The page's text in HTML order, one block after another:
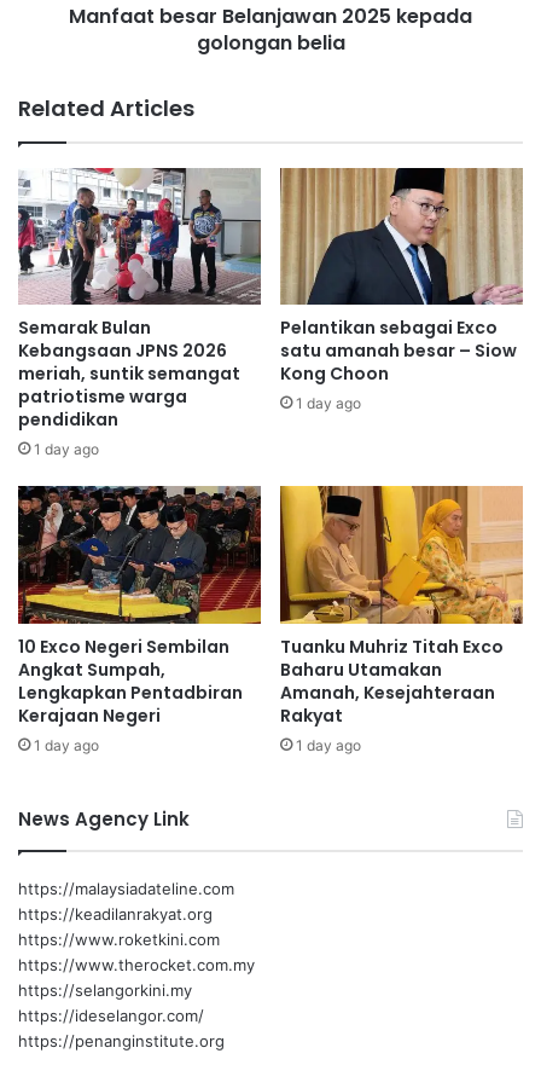
a
i
i
d
a
l
a
k
a
n
b
a
i
m
e
n
g
a
t
a
s
i
m
a
l
h
b
a
n
j
i
r
e
l
a
n
j
a
w
a
n
2
0
2
5
k
p
a
d
a
g
o
l
o
n
g
a
e
l
Manfaat besar Belanjawan 2025 kepada
golongan belia
Related Articles
Semarak Bulan
Kebangsaan JPNS 2026
meriah, suntik semangat
patriotisme warga
pendidikan
1 day ago
Pelantikan sebagai Exco
satu amanah besar – Siow
Kong Choon
1 day ago
10 Exco Negeri Sembilan
Angkat Sumpah,
Lengkapkan Pentadbiran
Kerajaan Negeri
1 day ago
Tuanku Muhriz Titah Exco
Baharu Utamakan
Amanah, Kesejahteraan
Rakyat
1 day ago
News Agency Link
https://malaysiadateline.com
https://keadilanrakyat.org
https://www.roketkini.com
https://www.therocket.com.my
https://selangorkini.my
https://ideselangor.com/
https://penanginstitute.org